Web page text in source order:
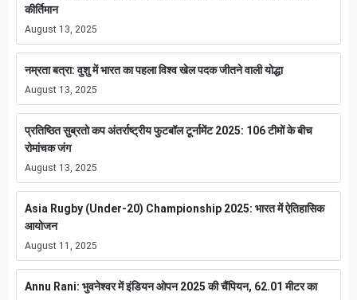
कीर्तिमान
August 13, 2025
नम्रता बत्रा: वुशु में भारत का पहला विश्व खेल पदक जीतने वाली योद्धा
August 13, 2025
प्रतिष्ठित सुब्रतो कप अंतर्राष्ट्रीय फुटबॉल टूर्नामेंट 2025: 106 टीमों के बीच
रोमांचक जंग
August 13, 2025
Asia Rugby (Under-20) Championship 2025: भारत में ऐतिहासिक
आयोजन
August 11, 2025
Annu Rani: भुवनेश्वर में इंडियन ओपन 2025 की चैंपियन, 62.01 मीटर का